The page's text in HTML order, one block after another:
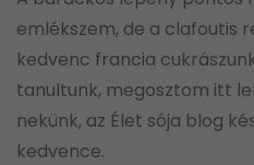
emlékszem, de a clafoutis
kedvenc francia
tanultunk, megosztom itt
nekünk, az Élet sója blog
kedvence.